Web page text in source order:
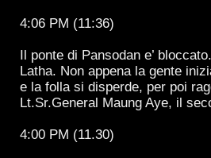
4:06 PM (11:36)
Il ponte di Pansodan e’
Latha. Non appena la gente
e la folla si disperde, per poi
Lt.Sr.General Maung Aye, il
4:00 PM (11.30)